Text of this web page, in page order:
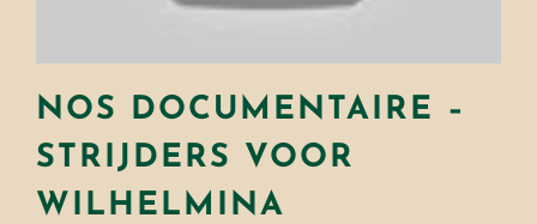
NOS DOCUMENTAIRE –
STRIJDERS VOOR
WILHELMINA